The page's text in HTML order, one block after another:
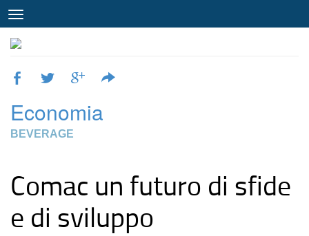
Economia
BEVERAGE
Comac un futuro di sfide
e di sviluppo